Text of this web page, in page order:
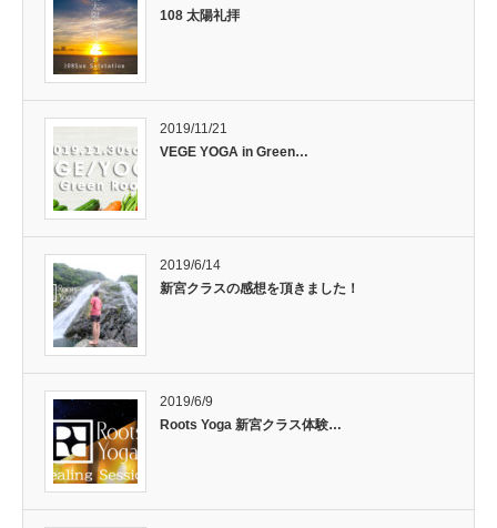
108 太陽礼拝
2019/11/21
VEGE YOGA in Green…
2019/6/14
新宮クラスの感想を頂きました！
2019/6/9
Roots Yoga 新宮クラス体験…